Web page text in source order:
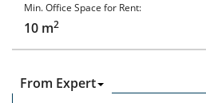
Min. Office Space for Rent:
10 m2
From Expert